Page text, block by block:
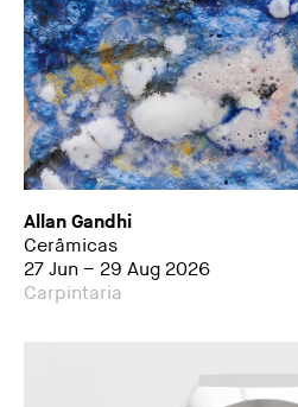
Allan Gandhi
Cerâmicas
27 Jun – 29 Aug 2026
Carpintaria